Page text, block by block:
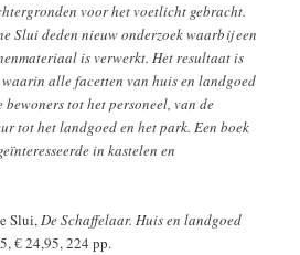
voor het voetlicht gebracht.
Slui deden nieuw onderzoek waarbij een
is verwerkt. Het resultaat is
alle facetten van huis en landgoed
bewoners tot het personeel, van de
tot het landgoed en het park. Een boek
in kastelen en
Slui,De Schaffelaar. Huis en landgoed
€ 24,95, 224 pp.